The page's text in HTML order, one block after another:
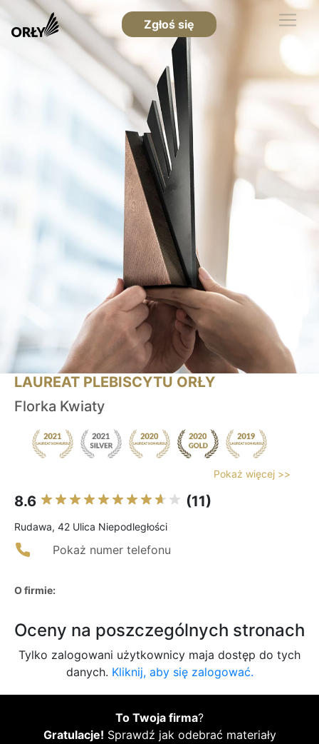
Zgłoś się
LAUREAT PLEBISCYTU ORŁY
Florka Kwiaty
Pokaż więcej >>
8.6 (11)
Rudawa, 42 Ulica Niepodległości
Pokaż numer telefonu
O firmie:
Oceny na poszczególnych stronach
Tylko zalogowani użytkownicy maja dostęp do tych
danych. Kliknij, aby się zalogować.
To Twoja firma?
Gratulacje! Sprawdź jak odebrać materiały